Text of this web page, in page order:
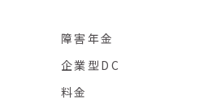
障害年金
企業型DC
料金